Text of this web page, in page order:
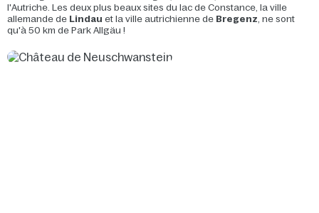
l'Autriche. Les deux plus beaux sites du lac de Constance, la ville
allemande de Lindau et la ville autrichienne de Bregenz, ne sont
qu'à 50 km de Park Allgäu !